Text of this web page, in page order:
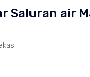
Saluran air